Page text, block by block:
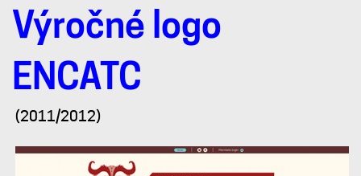
Výročné logo
ENCATC
Výročné
logo
ENCATC
(2011/2012)